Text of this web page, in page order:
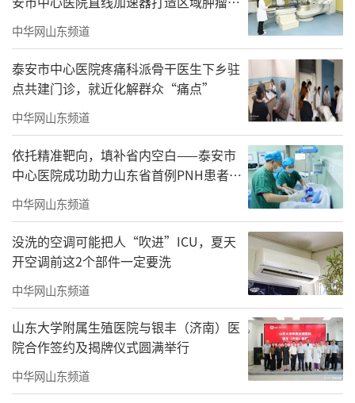
疗新范式
中华网山东频道
泰安市中心医院疼痛科派骨干医生下乡驻
点共建门诊，就近化解群众“痛点”
中华网山东频道
依托精准靶向，填补省内空白——泰安市
中心医院成功助力山东省首例PNH患者安
全分娩
中华网山东频道
没洗的空调可能把人“吹进”ICU，夏天
开空调前这2个部件一定要洗
中华网山东频道
山东大学附属生殖医院与银丰（济南）医
院合作签约及揭牌仪式圆满举行
中华网山东频道